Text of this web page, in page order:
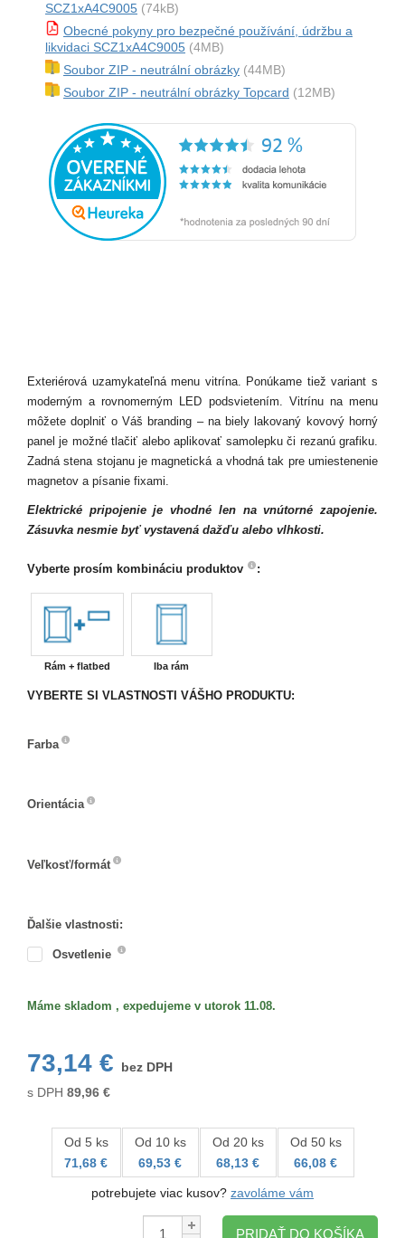
SCZ1xA4C9005 (74kB)
Obecné pokyny pro bezpečné používání, údržbu a
likvidaci SCZ1xA4C9005 (4MB)
Soubor ZIP - neutrální obrázky (44MB)
Soubor ZIP - neutrální obrázky Topcard (12MB)
Exteriérová uzamykateľná menu vitrína. Ponúkame tiež variant s
moderným a rovnomerným LED podsvietením. Vitrínu na menu
môžete doplniť o Váš branding – na biely lakovaný kovový horný
panel je možné tlačiť alebo aplikovať samolepku či rezanú grafiku.
Zadná stena stojanu je magnetická a vhodná tak pre umiestenenie
magnetov a písanie fixami.
Elektrické pripojenie je vhodné len na vnútorné zapojenie.
Zásuvka nesmie byť vystavená dažďu alebo vlhkosti.
Vyberte prosím kombináciu produktov :
Rám + flatbed Iba rám
VYBERTE SI VLASTNOSTI VÁŠHO PRODUKTU:
Farba
Orientácia
Veľkosť/formát
Ďalšie vlastnosti:
Osvetlenie
Máme skladom , expedujeme v utorok 11.08.
73,14 €
bez DPH
s DPH 89,96 €
Od 5 ks
71,68 €
Od 10 ks
69,53 €
Od 20 ks
68,13 €
Od 50 ks
66,08 €
potrebujete viac kusov? zavoláme vám
Množstvo:
PRIDAŤ DO KOŠÍKA